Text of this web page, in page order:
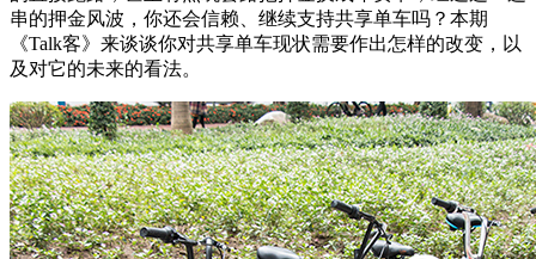
串的押金风波，你还会信赖、继续支持共享单车吗？本期
《Talk客》来谈谈你对共享单车现状需要作出怎样的改变，以
及对它的未来的看法。